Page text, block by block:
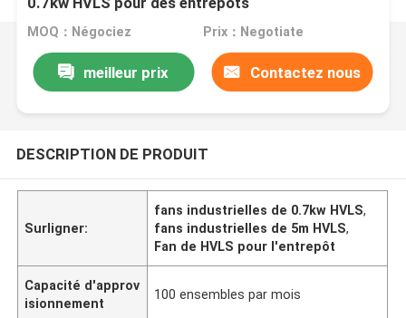
MOQ：Négociez Prix：Negotiate
meilleur prix Contactez nous
DESCRIPTION DE PRODUIT
Surligner:
fans industrielles de 0.7kw HVLS,
fans industrielles de 5m HVLS,
Fan de HVLS pour l'entrepôt
Capacité d'approv
isionnement
100 ensembles par mois